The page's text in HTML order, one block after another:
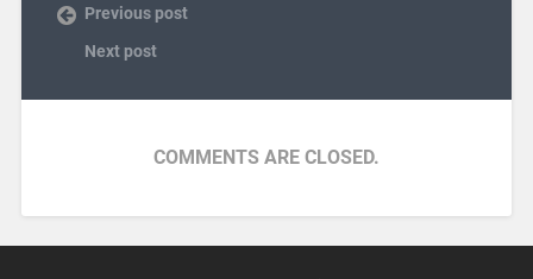
Previous post
Next post
COMMENTS ARE CLOSED.